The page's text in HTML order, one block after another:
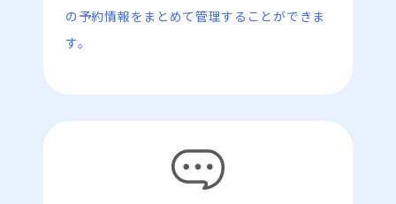
の予約情報をまとめて管理することができま
す。